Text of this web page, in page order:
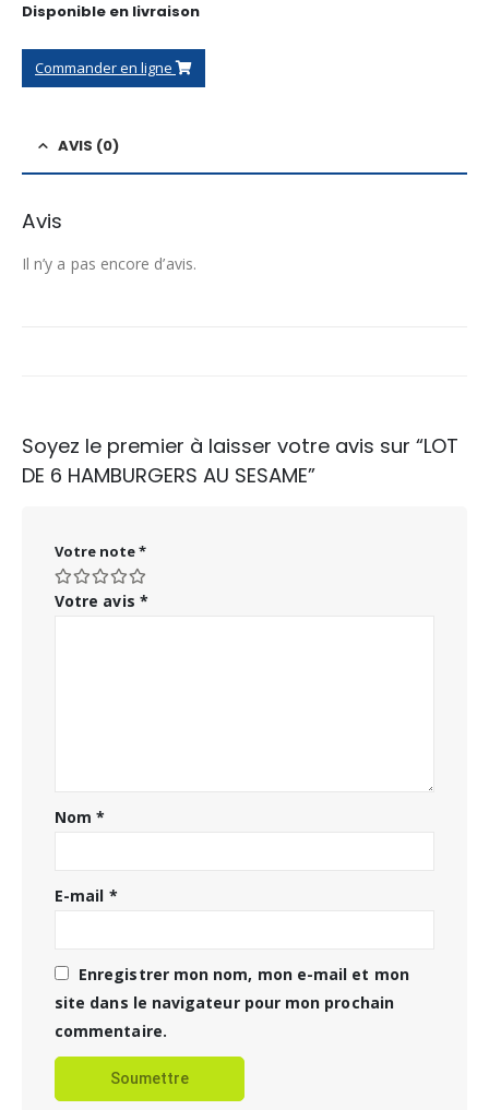
Disponible en livraison
Commander en ligne
AVIS (0)
Avis
Il n’y a pas encore d’avis.
Soyez le premier à laisser votre avis sur “LOT
DE 6 HAMBURGERS AU SESAME”
Votre note*
Votre avis *
Nom*
E-mail *
Enregistrer mon nom, mon e-mail et mon
site dans le navigateur pour mon prochain
commentaire.